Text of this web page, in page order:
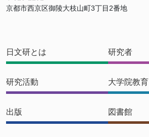
京都市西京区御陵大枝山町3丁目2番地
日文研とは 研究者
研究活動 大学院教育
出版 図書館